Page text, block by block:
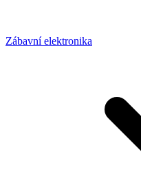
Zábavní elektronika